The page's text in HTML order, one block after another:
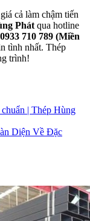
cả làm chậm tiến
Phát qua hotline
0933 710 789 (Miền
tình nhất. Thép
trình!
| Thép Hùng
Diện Về Đặc